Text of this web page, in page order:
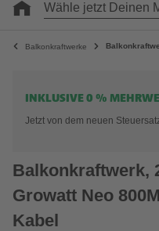
Wähle jetzt Deinen
Balkonkraftwerke
INKLUSIVE 0 %
Jetzt von dem neuen
Balkonkraftwerk,
Growatt Neo
Kabel